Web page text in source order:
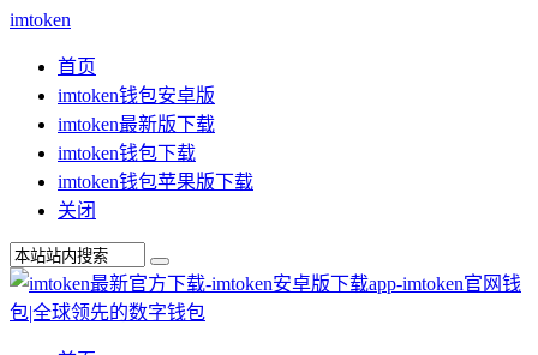
imtoken
首页
imtoken钱包安卓版
imtoken最新版下载
imtoken钱包下载
imtoken钱包苹果版下载
关闭